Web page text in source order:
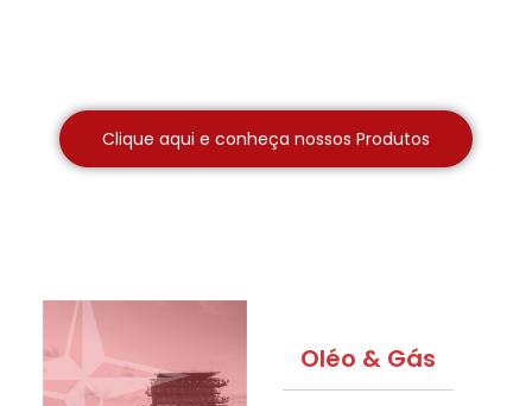
Clique aqui e conheça nossos Produtos
Oléo & Gás